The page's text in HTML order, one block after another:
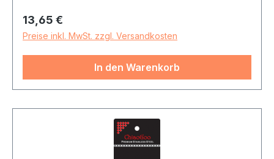
Regulärer Preis:
13,65 €
Preise inkl. MwSt. zzgl. Versandkosten
In den Warenkorb